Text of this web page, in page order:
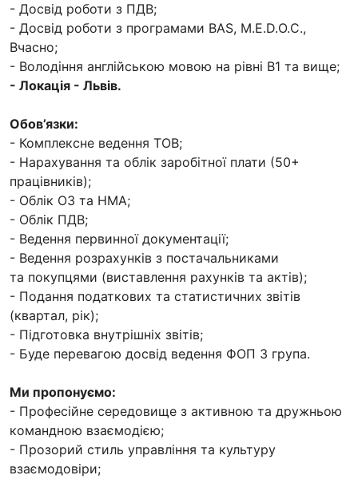
- Досвід роботи з ПДВ;
- Досвід роботи з програмами BAS, M.E.D.O.C.,
Вчасно;
- Володіння англійською мовою на рівні В1 та вище;
- Локація - Львів.
Обов’язки:
- Комплексне ведення ТОВ;
- Нарахування та облік заробітної плати (50+
працівників);
- Облік ОЗ та НМА;
- Облік ПДВ;
- Ведення первинної документації;
- Ведення розрахунків з постачальниками
та покупцями (виставлення рахунків та актів);
- Подання податкових та статистичних звітів
(квартал, рік);
- Підготовка внутрішніх звітів;
- Буде перевагою досвід ведення ФОП 3 група.
Ми пропонуємо:
- Професійне середовище з активною та дружньою
командною взаємодією;
- Прозорий стиль управління та культуру
взаємодовіри;